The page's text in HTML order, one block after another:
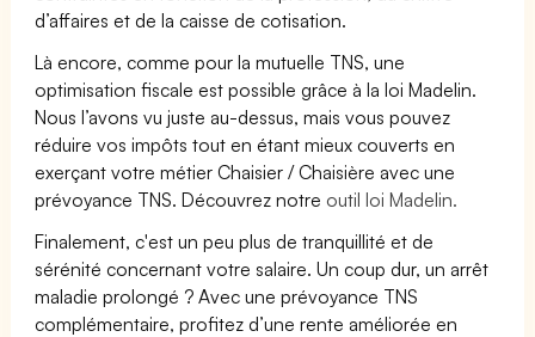
d’affaires et de la caisse de cotisation.
Là encore, comme pour la mutuelle TNS, une
optimisation fiscale est possible grâce à la loi Madelin.
Nous l’avons vu juste au-dessus, mais vous pouvez
réduire vos impôts tout en étant mieux couverts en
exerçant votre métier Chaisier / Chaisière avec une
prévoyance TNS. Découvrez notre outil loi Madelin.
Finalement, c'est un peu plus de tranquillité et de
sérénité concernant votre salaire. Un coup dur, un arrêt
maladie prolongé ? Avec une prévoyance TNS
complémentaire, profitez d’une rente améliorée en